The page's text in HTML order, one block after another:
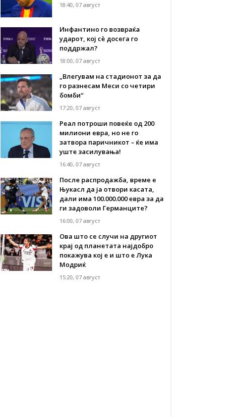
18:40, 07 август
Инфантино го возвраќа
ударот, кој сè досега го
поддржал?
18:00, 07 август
„Влегувам на стадионот за да
го разнесам Меси со четири
бомби“
17:20, 07 август
Реал потроши повеќе од 200
милиони евра, но не го
затвора паричникот – ќе има
уште засилувања!
16:40, 07 август
После распродажба, време е
Њукасл да ја отвори касата,
дали има 100.000.000 евра за да
ги задоволи Германците?
16:00, 07 август
Ова што се случи на другиот
крај од планетата најдобро
покажува кој е и што е Лука
Модриќ
15:20, 07 август